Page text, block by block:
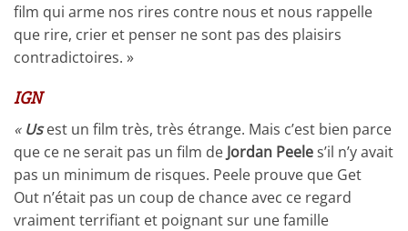
film qui arme nos rires contre nous et nous rappelle
que rire, crier et penser ne sont pas des plaisirs
contradictoires. »
IGN
« Usest un film très, très étrange. Mais c’est bien parce
que ce ne serait pas un film de Jordan Peeles’il n’y avait
pas un minimum de risques. Peele prouve que Get
Out n’était pas un coup de chance avec ce regard
vraiment terrifiant et poignant sur une famille